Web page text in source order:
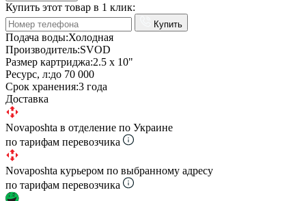
Купить этот товар в 1 клик:
Купить
Подача воды:Холодная
Производитель:SVOD
Размер картриджа:2.5 х 10"
Ресурс, л:до 70 000
Срок хранения:3 года
Доставка
Novaposhta в отделение по Украине
по тарифам перевозчика
Novaposhta курьером по выбранному адресу
по тарифам перевозчика